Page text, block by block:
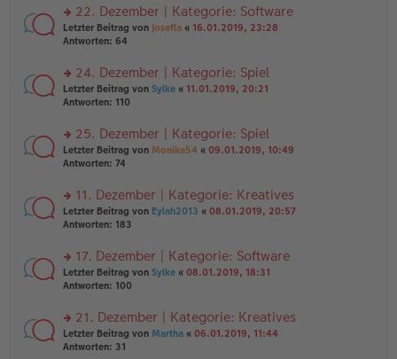
es
e
n
B
ei
tr
rs
te
n
g
el
e
n
er
tr
a
g
22. Dezember | Kategorie: Software
Letzter Beitrag von Josefia « 16.01.2019, 23:28
Antworten: 64
rs
te
n
g
el
e
n
er
tr
a
g
24. Dezember | Kategorie: Spiel
Letzter Beitrag von Sylke « 11.01.2019, 20:21
Antworten: 110
rs
te
n
g
el
e
n
er
tr
a
g
25. Dezember | Kategorie: Spiel
Letzter Beitrag von Monika54 « 09.01.2019, 10:49
Antworten: 74
rs
te
n
g
el
e
n
er
11. Dezember | Kategorie: Kreatives
Letzter Beitrag von Eylah2013 « 08.01.2019, 20:57
Antworten: 183
rs
te
n
g
el
17. Dezember | Kategorie: Software
Letzter Beitrag von Sylke « 08.01.2019, 18:31
Antworten: 100
rs
te
21. Dezember | Kategorie: Kreatives
Letzter Beitrag von Martha « 06.01.2019, 11:44
Antworten: 31